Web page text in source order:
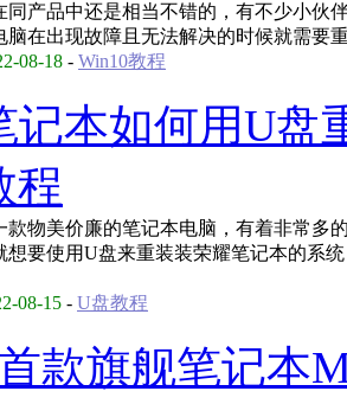
同产品中还是相当不错的，有不少小伙
脑在出现故障且无法解决的时候就需要
08-18 - Win10教程
记本如何用U盘
程
款物美价廉的笔记本电脑，有着非常多
想要使用U盘来重装装荣耀笔记本的系
08-15 - U盘教程
款旗舰笔记本